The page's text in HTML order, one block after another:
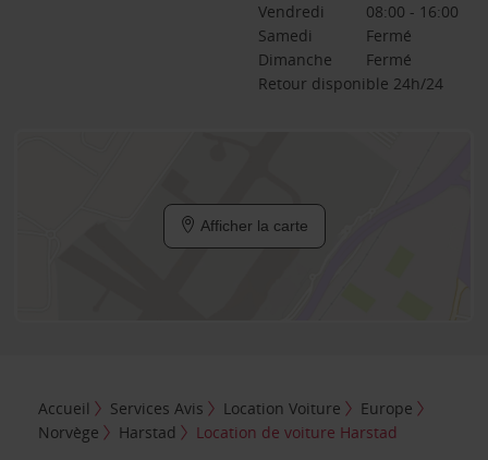
Vendredi
08:00 - 16:00
Samedi
Fermé
Dimanche
Fermé
Retour disponible 24h/24
Afficher la carte
Accueil Services Avis Location Voiture
Europe
Norvège
Harstad Location de voiture Harstad